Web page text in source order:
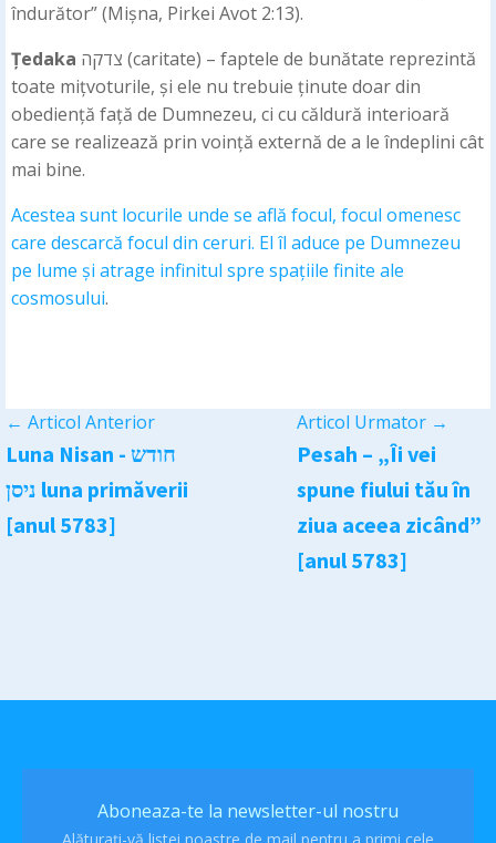
îndurător” (Mișna, Pirkei Avot 2:13).
Țedaka
toate mițvoturile, și ele nu trebuie ținute doar din
obediență față de Dumnezeu, ci cu căldură interioară
care se realizează prin voință externă de a le îndeplini cât
mai bine.
Acestea sunt locurile unde se află focul, focul omenesc
care descarcă focul din ceruri. El îl aduce pe Dumnezeu
pe lume și atrage infinitul spre spațiile finite ale
cosmosului.
← Articol Anterior
Luna Nisan - חודש
ניסן luna primăverii
[anul 5783]
Articol Urmator →
Pesah – „Îi vei
spune fiului tău în
ziua aceea zicând”
[anul 5783]
Aboneaza-te la newsletter-ul nostru